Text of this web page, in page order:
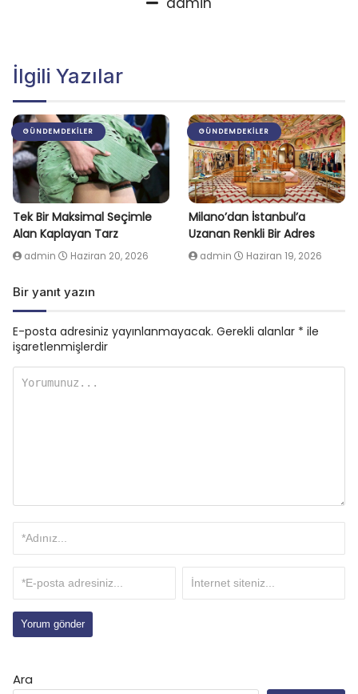
İlgili Yazılar
GÜNDEMDEKILER
Tek Bir Maksimal Seçimle
Alan Kaplayan Tarz
admin Haziran 20, 2026
GÜNDEMDEKILER
Milano’dan İstanbul’a
Uzanan Renkli Bir Adres
admin Haziran 19, 2026
Bir yanıt yazın
E-posta adresiniz yayınlanmayacak. Gerekli alanlar * ile
işaretlenmişlerdir
Ara